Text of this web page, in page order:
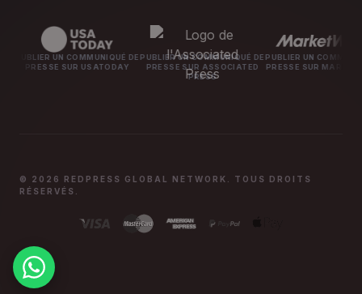
UN COMMUNIQUÉ DE
SUR USATODAY
PUBLIER UN COMMUNIQUÉ DE
PRESSE SUR ASSOCIATED
PUBLIER UN COMMUNIQUÉ DE
PRESSE SUR MARKETWATCH
© 2026 REDPRESS GLOBAL NETWORK. TOUS DROITS
RÉSERVÉS.